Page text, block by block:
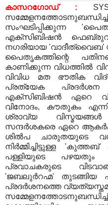
കാസറഗോഡ് :
സംഘടിപ്പിക്കുന്ന '
എക്‌സിബിഷന്‍
നഗരിയായ 'വാദീത്വൈബ'
പൈതൃകത്തിന്റെ
കാണിക്കുന്ന വിധത്തില്‍
വിവിധ മത ഭൗതിക
പ്രത്യേക പ്രദര്‍ശന
എക്‌സിബിഷന്‍ ഏറെ
വിനോദം, കൗതുകം
ശ്രാവ്യ
സന്ദര്‍ശകരെ ഏറെ
ശില്‍പ ചാരുതയുടെ
നിര്‍മ്മിച്ചിട്ടുള്ള 'കുത്തബ്
പള്ളിയുടെ പഴയതും
പ്രവാചകരുടെ
'ജബലുര്‍റഹ്മ' തുടങ്ങിയ
പ്രദര്‍ശനത്തെ